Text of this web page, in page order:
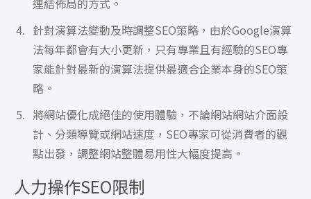
連結佈局的方式。
針對演算法變動及時調整SEO策略，由於Google演算
法每年都會有大小更新，只有專業且有經驗的SEO專
家能針對最新的演算法提供最適合企業本身的SEO策
略。
將網站優化成絕佳的使用體驗，不論網站網站介面設
計、分類導覽或網站速度，SEO專家可從消費者的觀
點出發，調整網站整體易用性大幅度提高。
人力操作SEO限制